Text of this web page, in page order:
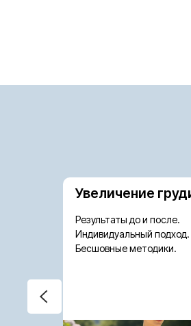
Увеличение
Результаты до и после.
Индивидуальный подход.
Бесшовные методики.